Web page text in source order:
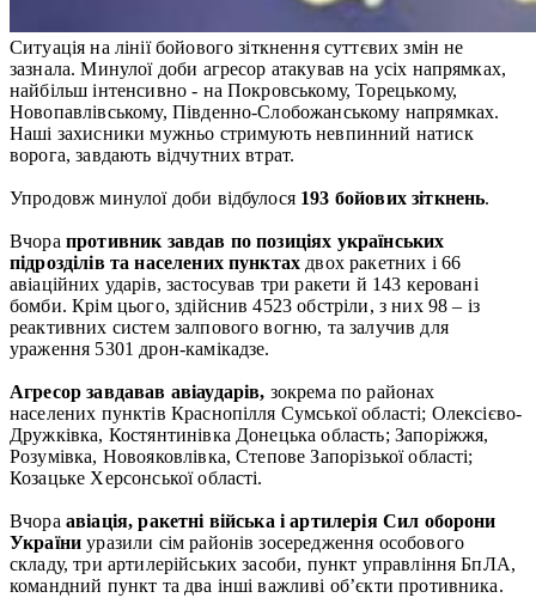
Ситуація на лінії бойового зіткнення суттєвих змін не
зазнала. Минулої доби агресор атакував на усіх напрямках,
найбільш інтенсивно - на Покровському, Торецькому,
Новопавлівському, Південно-Слобожанському напрямках.
Наші захисники мужньо стримують невпинний натиск
ворога, завдають відчутних втрат.
Упродовж минулої доби відбулося 193 бойових зіткнень.
Вчора противник завдав по позиціях українських
підрозділів та населених пунктах двох ракетних і 66
авіаційних ударів, застосував три ракети й 143 керовані
бомби. Крім цього, здійснив 4523 обстріли, з них 98 – із
реактивних систем залпового вогню, та залучив для
ураження 5301 дрон-камікадзе.
Агресор завдавав авіаударів, зокрема по районах
населених пунктів Краснопілля Сумської області; Олексієво-
Дружківка, Костянтинівка Донецька область; Запоріжжя,
Розумівка, Новояковлівка, Степове Запорізької області;
Козацьке Херсонської області.
Вчора авіація, ракетні війська і артилерія Сил оборони
Україниуразили сім районів зосередження особового
складу, три артилерійських засоби, пункт управління БпЛА,
командний пункт та два інші важливі об’єкти противника.